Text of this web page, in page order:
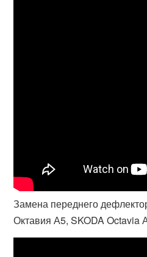
Замена переднего
Октавия А5, SKODA Octavia